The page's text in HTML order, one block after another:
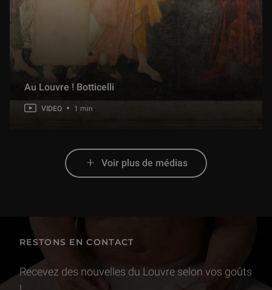
Au Louvre ! Botticelli
VIDEO 1 min
Voir plus de médias
RESTONS EN CONTACT
Recevez des nouvelles du Louvre selon vos goûts